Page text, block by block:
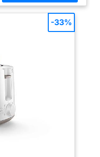
utiliser, conçus pour tous.
BOUTON ARRÊT : Ajustez le
dorage de votre grille-pain
selon vos préférences, du léger
même les petites tranches.
TIROIR RAMASSE-MIETTES :
AU JUSTE PRIX : Produit
réparable dans notre réseau de
6200 réparateurs dans le
monde pour prolonger sa durée
-33%